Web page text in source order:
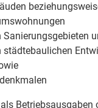
Sanierungsgebieten
städtebaulichen
Betriebsausgaben